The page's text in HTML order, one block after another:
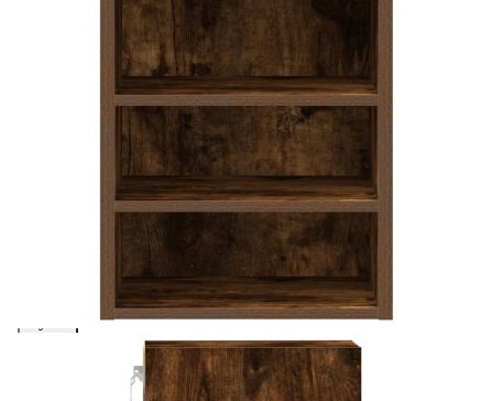
Максимална товароносимост (на
20 кг
Купи на изплащане
Висящ шкаф "Рига" опушен дъб 40x29,5x60 см
Инженерно дърво
Please select credit institution
Цена на продукта: €55.00
Extraction of information from credit institutions
Предоставената таблица е с информационна цел.
Добавете продукта в количката си с бутона "Добави в
количката" и при поръчка ще можете да изберете броя
вноски на кредита.
Acest tabel are caracter informativ. Adăugați produsul în
coșul de cumpărături unde veți putea selecta detaliile
cererii de creditare.